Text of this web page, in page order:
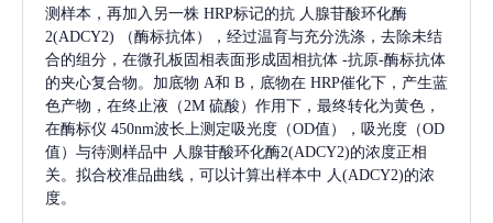
测样本，再加入另一株 HRP标记的抗 人腺苷酸环化酶
2(ADCY2)
（酶标抗体），经过温育与充分洗涤，去除未结
合的组分，在微孔板固相表面形成固相抗体 -抗原-酶标抗体
的夹心复合物。加底物 A和 B，底物在 HRP催化下，产生蓝
色产物，在终止液（2M 硫酸）作用下，最终转化为黄色，
在酶标仪 450nm波长上测定吸光度（OD值），吸光度（OD
值）与待测样品中 人腺苷酸环化酶2(ADCY2)的浓度正相
关。拟合校准品曲线，可以计算出样本中 人(ADCY2)的浓
度。